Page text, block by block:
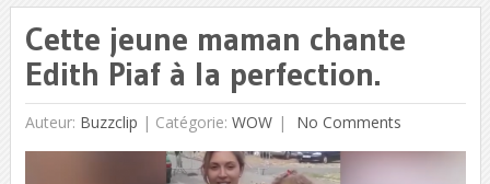
Cette jeune maman chante
Edith Piaf à la perfection.
Auteur: Buzzclip | Catégorie: WOW No Comments